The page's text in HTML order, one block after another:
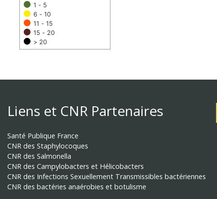
1 - 5
6 - 10
11 - 15
15 - 20
> 20
Liens et CNR Partenaires
Santé Publique France
CNR des Staphylocoques
CNR des Salmonella
CNR des Campylobacters et Hélicobacters
CNR des Infections Sexuellement Transmissibles bactériennes
CNR des bactéries anaérobies et botulisme